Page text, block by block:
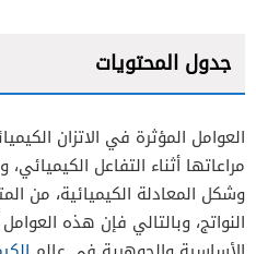
جدول المحتويات
العوامل المؤثرة في الاتزان
مراعاتها أثناء التفاعل
وشكل المعادلة الكيميائية، من
النواتج، وبالتالي فإن هذه